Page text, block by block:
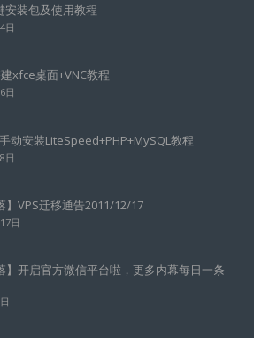
安装包及使用教程
日
xfce桌面+VNC教程
日
动安装LiteSpeed+PHP+MySQL教程
日
】VPS迁移通告2011/12/17
日
】开启官方微信平台啦，更多内幕每日一条